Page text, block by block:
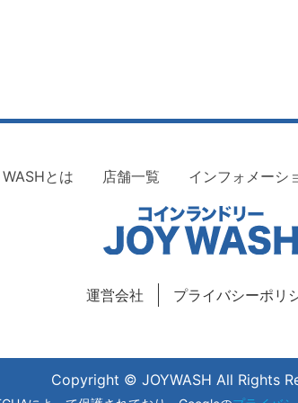
とは 店舗一覧 インフォメーシ
運営会社 プライバシーポリ
Copyright © JOYWASH All Rights